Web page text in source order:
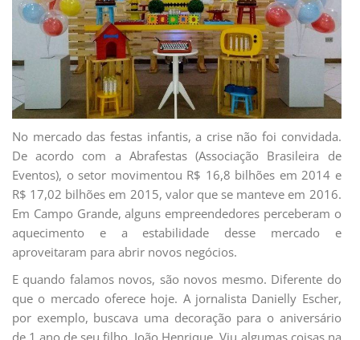
No mercado das festas infantis, a crise não foi convidada.
De acordo com a Abrafestas (Associação Brasileira de
Eventos), o setor movimentou R$ 16,8 bilhões em 2014 e
R$ 17,02 bilhões em 2015, valor que se manteve em 2016.
Em Campo Grande, alguns empreendedores perceberam o
aquecimento e a estabilidade desse mercado e
aproveitaram para abrir novos negócios.
E quando falamos novos, são novos mesmo. Diferente do
que o mercado oferece hoje. A jornalista Danielly Escher,
por exemplo, buscava uma decoração para o aniversário
de 1 ano de seu filho, João Henrique. Viu algumas coisas na